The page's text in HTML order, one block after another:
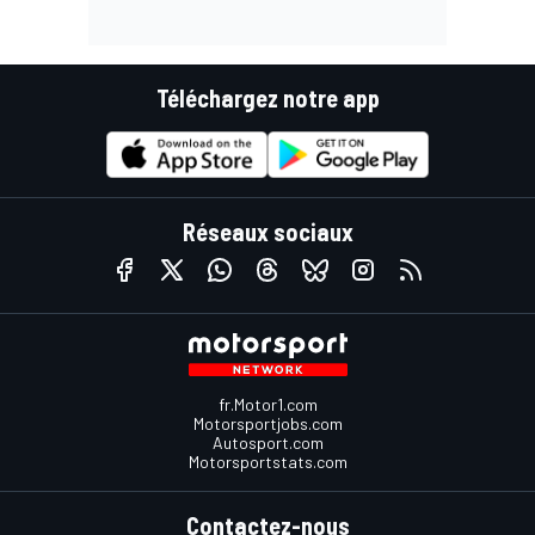
Téléchargez notre app
Réseaux sociaux
fr.Motor1.com
Autosport.com
Motorsportstats.com
Contactez-nous
Votre opinion